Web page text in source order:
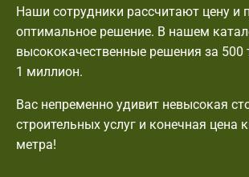
Наши сотрудники рассчитают цену и
оптимальное решение. В нашем
высококачественные решения за 500
1 миллион.
Вас непременно удивит невысокая
строительных услуг и конечная цена
метра!